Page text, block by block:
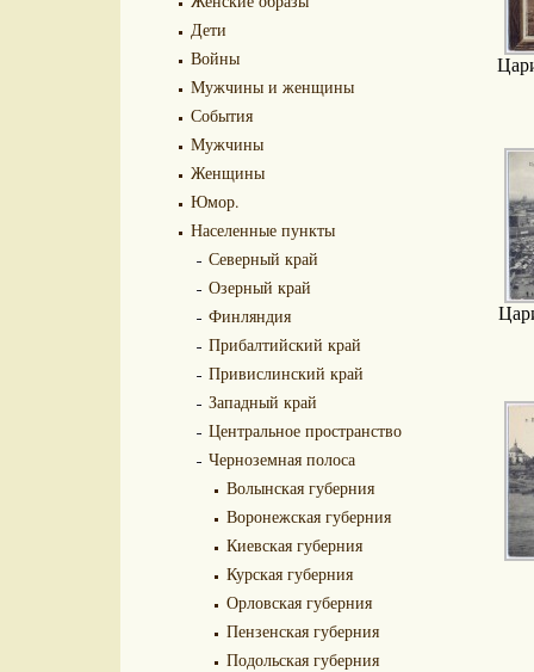
Дети
Войны
Мужчины и женщины
События
Мужчины
Женщины
Юмор.
Населенные пункты
Северный край
Озерный край
Финляндия
Прибалтийский край
Привислинский край
Западный край
Центральное пространство
Черноземная полоса
Волынская губерния
Воронежская губерния
Киевская губерния
Курская губерния
Орловская губерния
Пензенская губерния
Подольская губерния